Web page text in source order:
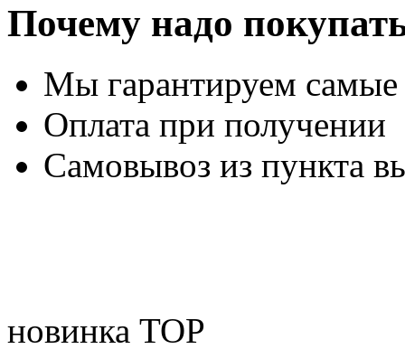
Почему надо
Мы гарантируем
Оплата при получении
Самовывоз из пункта
новинка TOP